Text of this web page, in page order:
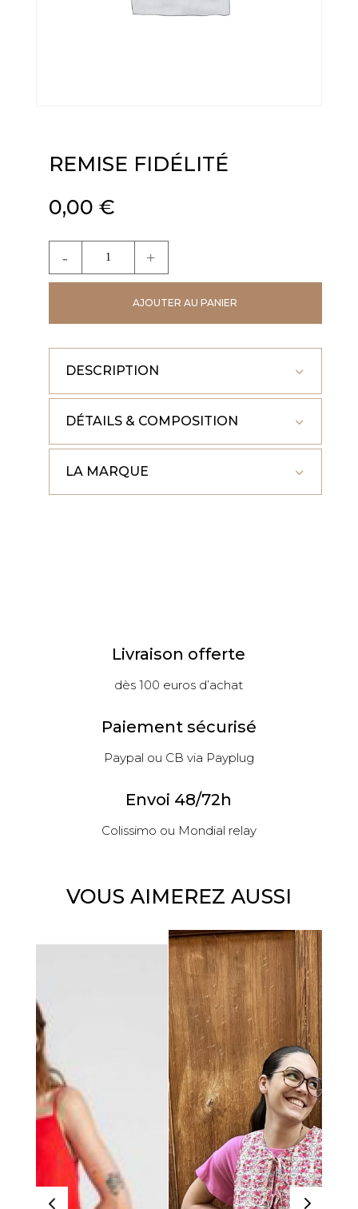
REMISE FIDÉLITÉ
0,00 €
quantité
Remise
AJOUTER AU PANIER
DESCRIPTION
DÉTAILS & COMPOSITION
LA MARQUE
Livraison offerte
dès 100 euros d’achat
Paiement sécurisé
Paypal ou CB via Payplug
Envoi 48/72h
Colissimo ou Mondial relay
VOUS AIMEREZ AUSSI